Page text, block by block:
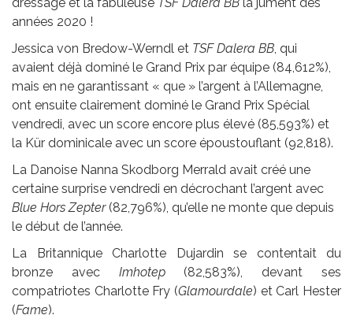
dressage et la fabuleuse TSF Dalera BB la jument des
années 2020 !
Jessica von Bredow-Werndl et TSF Dalera BB, qui
avaient déjà dominé le Grand Prix par équipe (84,612%),
mais en ne garantissant « que » l’argent à l’Allemagne,
ont ensuite clairement dominé le Grand Prix Spécial
vendredi, avec un score encore plus élevé (85,593%) et
la Kür dominicale avec un score époustouflant (92,818).
La Danoise Nanna Skodborg Merrald avait créé une
certaine surprise vendredi en décrochant l’argent avec
Blue Hors Zepter(82,796%), qu’elle ne monte que depuis
le début de l’année.
La Britannique Charlotte Dujardin se contentait du
bronze avec Imhotep(82,583%), devant ses
compatriotes Charlotte Fry (Glamourdale) et Carl Hester
(Fame).